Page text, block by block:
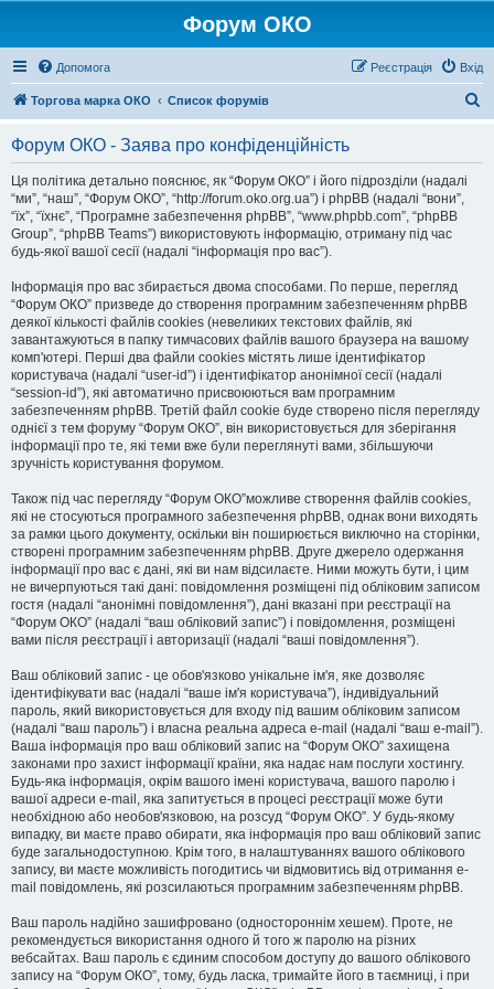
Форум ОКО
Допомога Вхід
Реєстрація
Торгова марка ОКО Список форумів
Форум ОКО - Заява про конфіденційність
Ця політика детально пояснює, як “Форум ОКО” і його підрозділи (надалі
“ми”, “наш”, “Форум ОКО”, “http://forum.oko.org.ua”) і phpBB (надалі “вони”,
“їх”, “їхнє”, “Програмне забезпечення phpBB”, “www.phpbb.com”, “phpBB
Group”, “phpBB Teams”) використовують інформацію, отриману під час
будь-якої вашої сесії (надалі “інформація про вас”).
Інформація про вас збирається двома способами. По перше, перегляд
“Форум ОКО” призведе до створення програмним забезпеченням phpBB
деякої кількості файлів cookies (невеликих текстових файлів, які
завантажуються в папку тимчасових файлів вашого браузера на вашому
комп'ютері. Перші два файли cookies містять лише ідентифікатор
користувача (надалі “user-id”) і ідентифікатор анонімної сесії (надалі
“session-id”), які автоматично присвоюються вам програмним
забезпеченням phpBB. Третій файл cookie буде створено після перегляду
однієї з тем форуму “Форум ОКО”, він використовується для зберігання
інформації про те, які теми вже були переглянуті вами, збільшуючи
зручність користування форумом.
Також під час перегляду “Форум ОКО”можливе створення файлів cookies,
які не стосуються програмного забезпечення phpBB, однак вони виходять
за рамки цього документу, оскільки він поширюється виключно на сторінки,
створені програмним забезпеченням phpBB. Друге джерело одержання
інформації про вас є дані, які ви нам відсилаєте. Ними можуть бути, і цим
не вичерпуються такі дані: повідомлення розміщені під обліковим записом
гостя (надалі “анонімні повідомлення”), дані вказані при реєстрації на
“Форум ОКО” (надалі “ваш обліковий запис”) і повідомлення, розміщені
вами після реєстрації і авторизації (надалі “ваші повідомлення”).
Ваш обліковий запис - це обов'язково унікальне ім'я, яке дозволяє
ідентифікувати вас (надалі “ваше ім'я користувача”), індивідуальний
пароль, який використовується для входу під вашим обліковим записом
(надалі “ваш пароль”) і власна реальна адреса e-mail (надалі “ваш e-mail”).
Ваша інформація про ваш обліковий запис на “Форум ОКО” захищена
законами про захист інформації країни, яка надає нам послуги хостингу.
Будь-яка інформація, окрім вашого імені користувача, вашого паролю і
вашої адреси e-mail, яка запитується в процесі реєстрації може бути
необхідною або необов'язковою, на розсуд “Форум ОКО”. У будь-якому
випадку, ви маєте право обирати, яка інформація про ваш обліковий запис
буде загальнодоступною. Крім того, в налаштуваннях вашого облікового
запису, ви маєте можливість погодитись чи відмовитись від отримання e-
mail повідомлень, які розсилаються програмним забезпеченням phpBB.
Ваш пароль надійно зашифровано (одностороннім хешем). Проте, не
рекомендується використання одного й того ж паролю на різних
вебсайтах. Ваш пароль є єдиним способом доступу до вашого облікового
запису на “Форум ОКО”, тому, будь ласка, тримайте його в таємниці, і при